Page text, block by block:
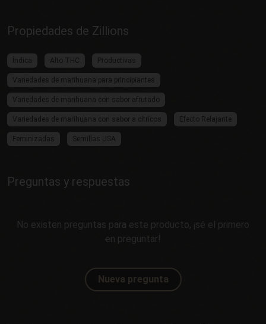
Propiedades de Zillions
Índica Alto THC Productivas
Variedades de marihuana para principiantes
Variedades de marihuana con sabor afrutado
Variedades de marihuana con sabor a cítricos Efecto Relajante
Feminizadas Semillas USA
Preguntas y respuestas
No existen preguntas para este producto, ¡sé el primero
en preguntar!
Nueva pregunta